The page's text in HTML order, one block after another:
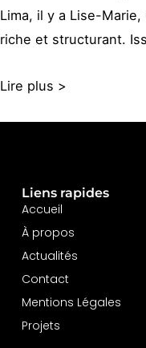
Lima, il y a Lise-
riche et structurant.
Lire plus >
Liens rapides
Accueil
À propos
Actualités
Contact
Mentions Légales
Projets